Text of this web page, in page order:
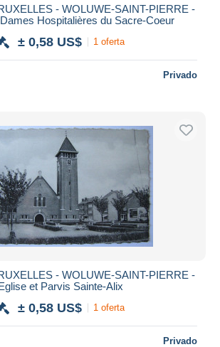
- WOLUWE-SAINT-PIERRE -
Hospitalières du Sacre-Coeur
± 0,58 US$ 1 oferta
Privado
- WOLUWE-SAINT-PIERRE -
et Parvis Sainte-Alix
± 0,58 US$ 1 oferta
Privado